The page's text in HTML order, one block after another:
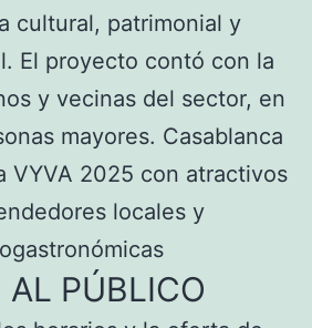
cultural, patrimonial y
El proyecto contó con la
y vecinas del sector, en
mayores. Casablanca
VYVA 2025 con atractivos
locales y
AL PÚBLICO